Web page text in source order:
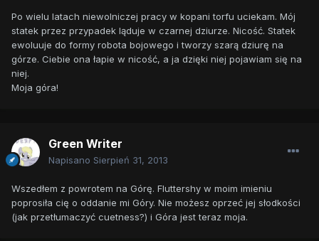
Po wielu latach niewolniczej pracy w kopani torfu uciekam. Mój
statek przez przypadek ląduje w czarnej dziurze. Nicość. Statek
ewoluuje do formy robota bojowego i tworzy szarą dziurę na
górze. Ciebie ona łapie w nicość, a ja dzięki niej pojawiam się na
niej.
Moja góra!
Green Writer
Napisano Sierpień 31, 2013
Wszedłem z powrotem na Górę. Fluttershy w moim imieniu
poprosiła cię o oddanie mi Góry. Nie możesz oprzeć jej słodkości
(jak przetłumaczyć cuetness?) i Góra jest teraz moja.